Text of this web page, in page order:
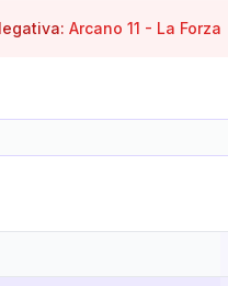
Arcano 11 - La Forza